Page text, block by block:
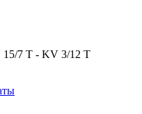
15/7 T - KV 3/12 T